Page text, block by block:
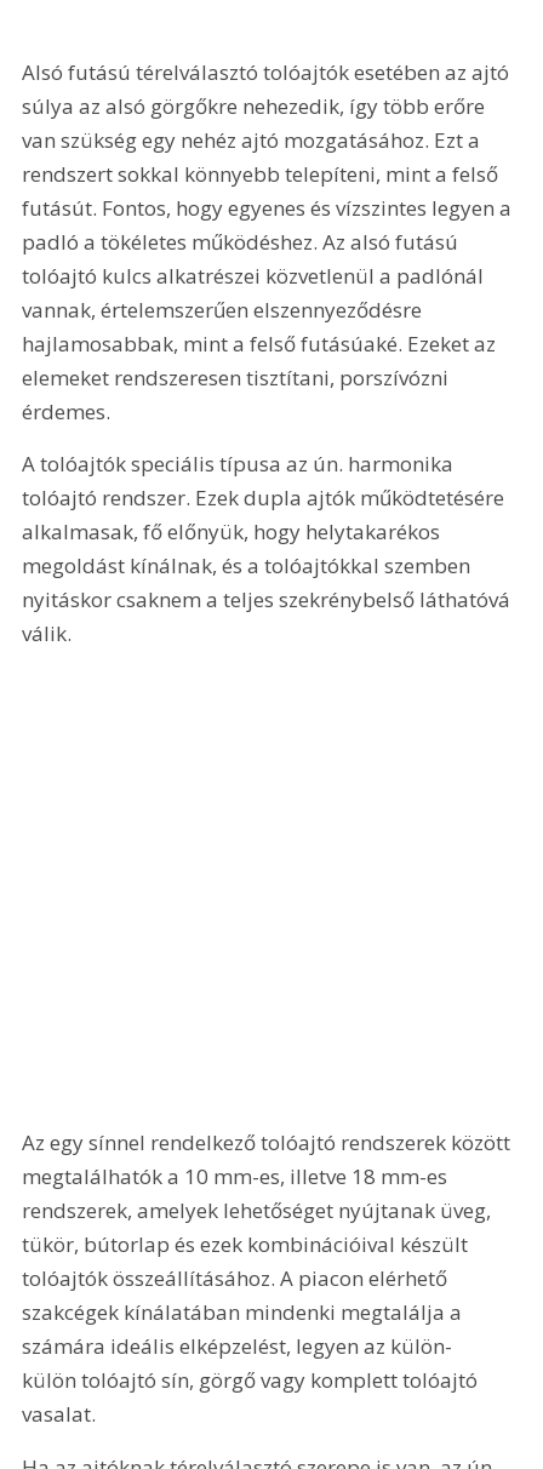
Alsó futású térelválasztó tolóajtók esetében az ajtó
súlya az alsó görgőkre nehezedik, így több erőre
van szükség egy nehéz ajtó mozgatásához. Ezt a
rendszert sokkal könnyebb telepíteni, mint a felső
futásút. Fontos, hogy egyenes és vízszintes legyen a
padló a tökéletes működéshez. Az alsó futású
tolóajtó kulcs alkatrészei közvetlenül a padlónál
vannak, értelemszerűen elszennyeződésre
hajlamosabbak, mint a felső futásúaké. Ezeket az
elemeket rendszeresen tisztítani, porszívózni
érdemes.
A tolóajtók speciális típusa az ún. harmonika
tolóajtó rendszer. Ezek dupla ajtók működtetésére
alkalmasak, fő előnyük, hogy helytakarékos
megoldást kínálnak, és a tolóajtókkal szemben
nyitáskor csaknem a teljes szekrénybelső láthatóvá
válik.
Az egy sínnel rendelkező tolóajtó rendszerek között
megtalálhatók a 10 mm-es, illetve 18 mm-es
rendszerek, amelyek lehetőséget nyújtanak üveg,
tükör, bútorlap és ezek kombinációival készült
tolóajtók összeállításához. A piacon elérhető
szakcégek kínálatában mindenki megtalálja a
számára ideális elképzelést, legyen az külön-
külön tolóajtó sín, görgő vagy komplett tolóajtó
vasalat.